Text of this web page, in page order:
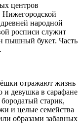
центров
Нижегородской
народной
росписи служит
пышный букет. Часть
отражают жизнь
и девушка в сарафане
старик,
и целые семейства
образами забавных